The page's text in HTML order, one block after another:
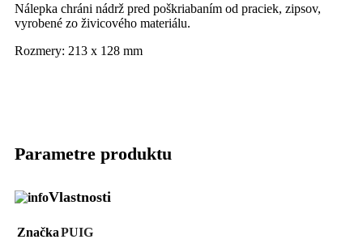
Nálepka chráni nádrž pred poškriabaním od praciek, zipsov,
vyrobené zo živicového materiálu.
Rozmery: 213 x 128 mm
Parametre produktu
Vlastnosti
ZnačkaPUIG